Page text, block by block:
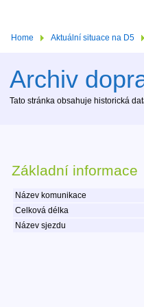
Home Aktuální situace na D5
Archiv
Tato stránka obsahuje historická
Základní informace
Název komunikace
Celková délka
Název sjezdu